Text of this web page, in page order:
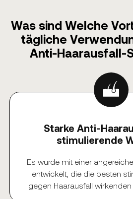
Was sind Welche
tägliche
Anti-Haarausfall-
Starke Anti-
stimulierende
Es wurde mit einer
entwickelt, die die besten
gegen Haarausfall